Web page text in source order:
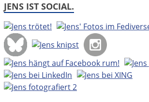
JENS IST SOCIAL.